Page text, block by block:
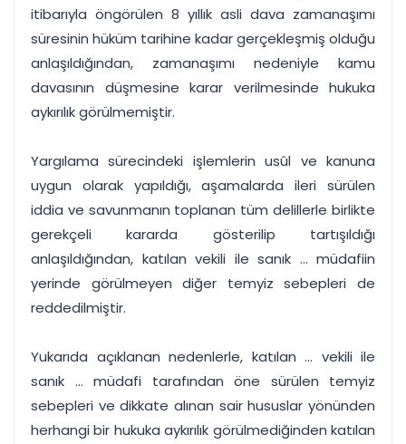
itibarıyla öngörülen 8 yıllık asli dava zamanaşımı
süresinin hüküm tarihine kadar gerçekleşmiş olduğu
anlaşıldığından, zamanaşımı nedeniyle kamu
davasının düşmesine karar verilmesinde hukuka
aykırılık görülmemiştir.
Yargılama sürecindeki işlemlerin usûl ve kanuna
uygun olarak yapıldığı, aşamalarda ileri sürülen
iddia ve savunmanın toplanan tüm delillerle birlikte
gerekçeli kararda gösterilip tartışıldığı
anlaşıldığından, katılan vekili ile sanık ... müdafiin
yerinde görülmeyen diğer temyiz sebepleri de
reddedilmiştir.
Yukarıda açıklanan nedenlerle, katılan ... vekili ile
sanık ... müdafi tarafından öne sürülen temyiz
sebepleri ve dikkate alınan sair hususlar yönünden
herhangi bir hukuka aykırılık görülmediğinden katılan